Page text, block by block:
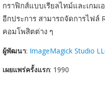
กราฟิกส์แบบเรียลไทม์และเกมเ
อีกประการ สามารถจัดการไฟล์
คอมโพสิตต่าง ๆ
ผู้พัฒนา: ImageMagick Studio
เผยแพร่ครั้งแรก: 1990